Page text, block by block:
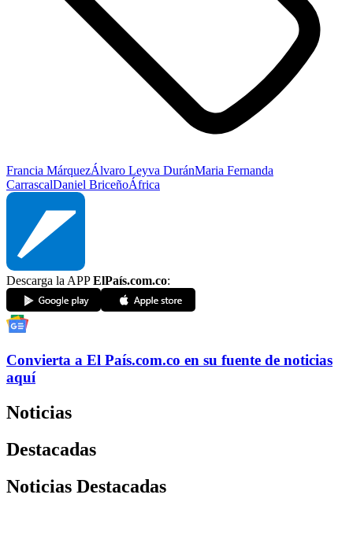
Francia MárquezÁlvaro Leyva DuránMaria Fernanda
CarrascalDaniel BriceñoÁfrica
Descarga la APPElPaís.com.co:
Convierta a El País.com.co en su fuente de noticias
aquí
Noticias
Destacadas
Noticias Destacadas